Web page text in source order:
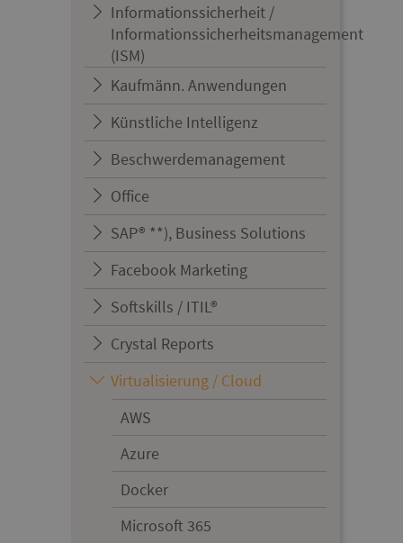
Informationssicherheit /
Informationssicherheitsmanagement
(ISM)
Kaufmänn. Anwendungen
Künstliche Intelligenz
Beschwerdemanagement
Office
SAP® **), Business Solutions
Facebook Marketing
Softskills / ITIL®
Crystal Reports
Virtualisierung / Cloud
AWS
Azure
Docker
Microsoft 365